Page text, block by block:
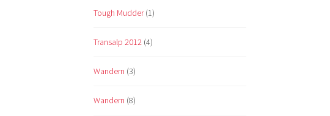
Tough Mudder(1)
Transalp 2012 (4)
Wandern (3)
Wandern (8)